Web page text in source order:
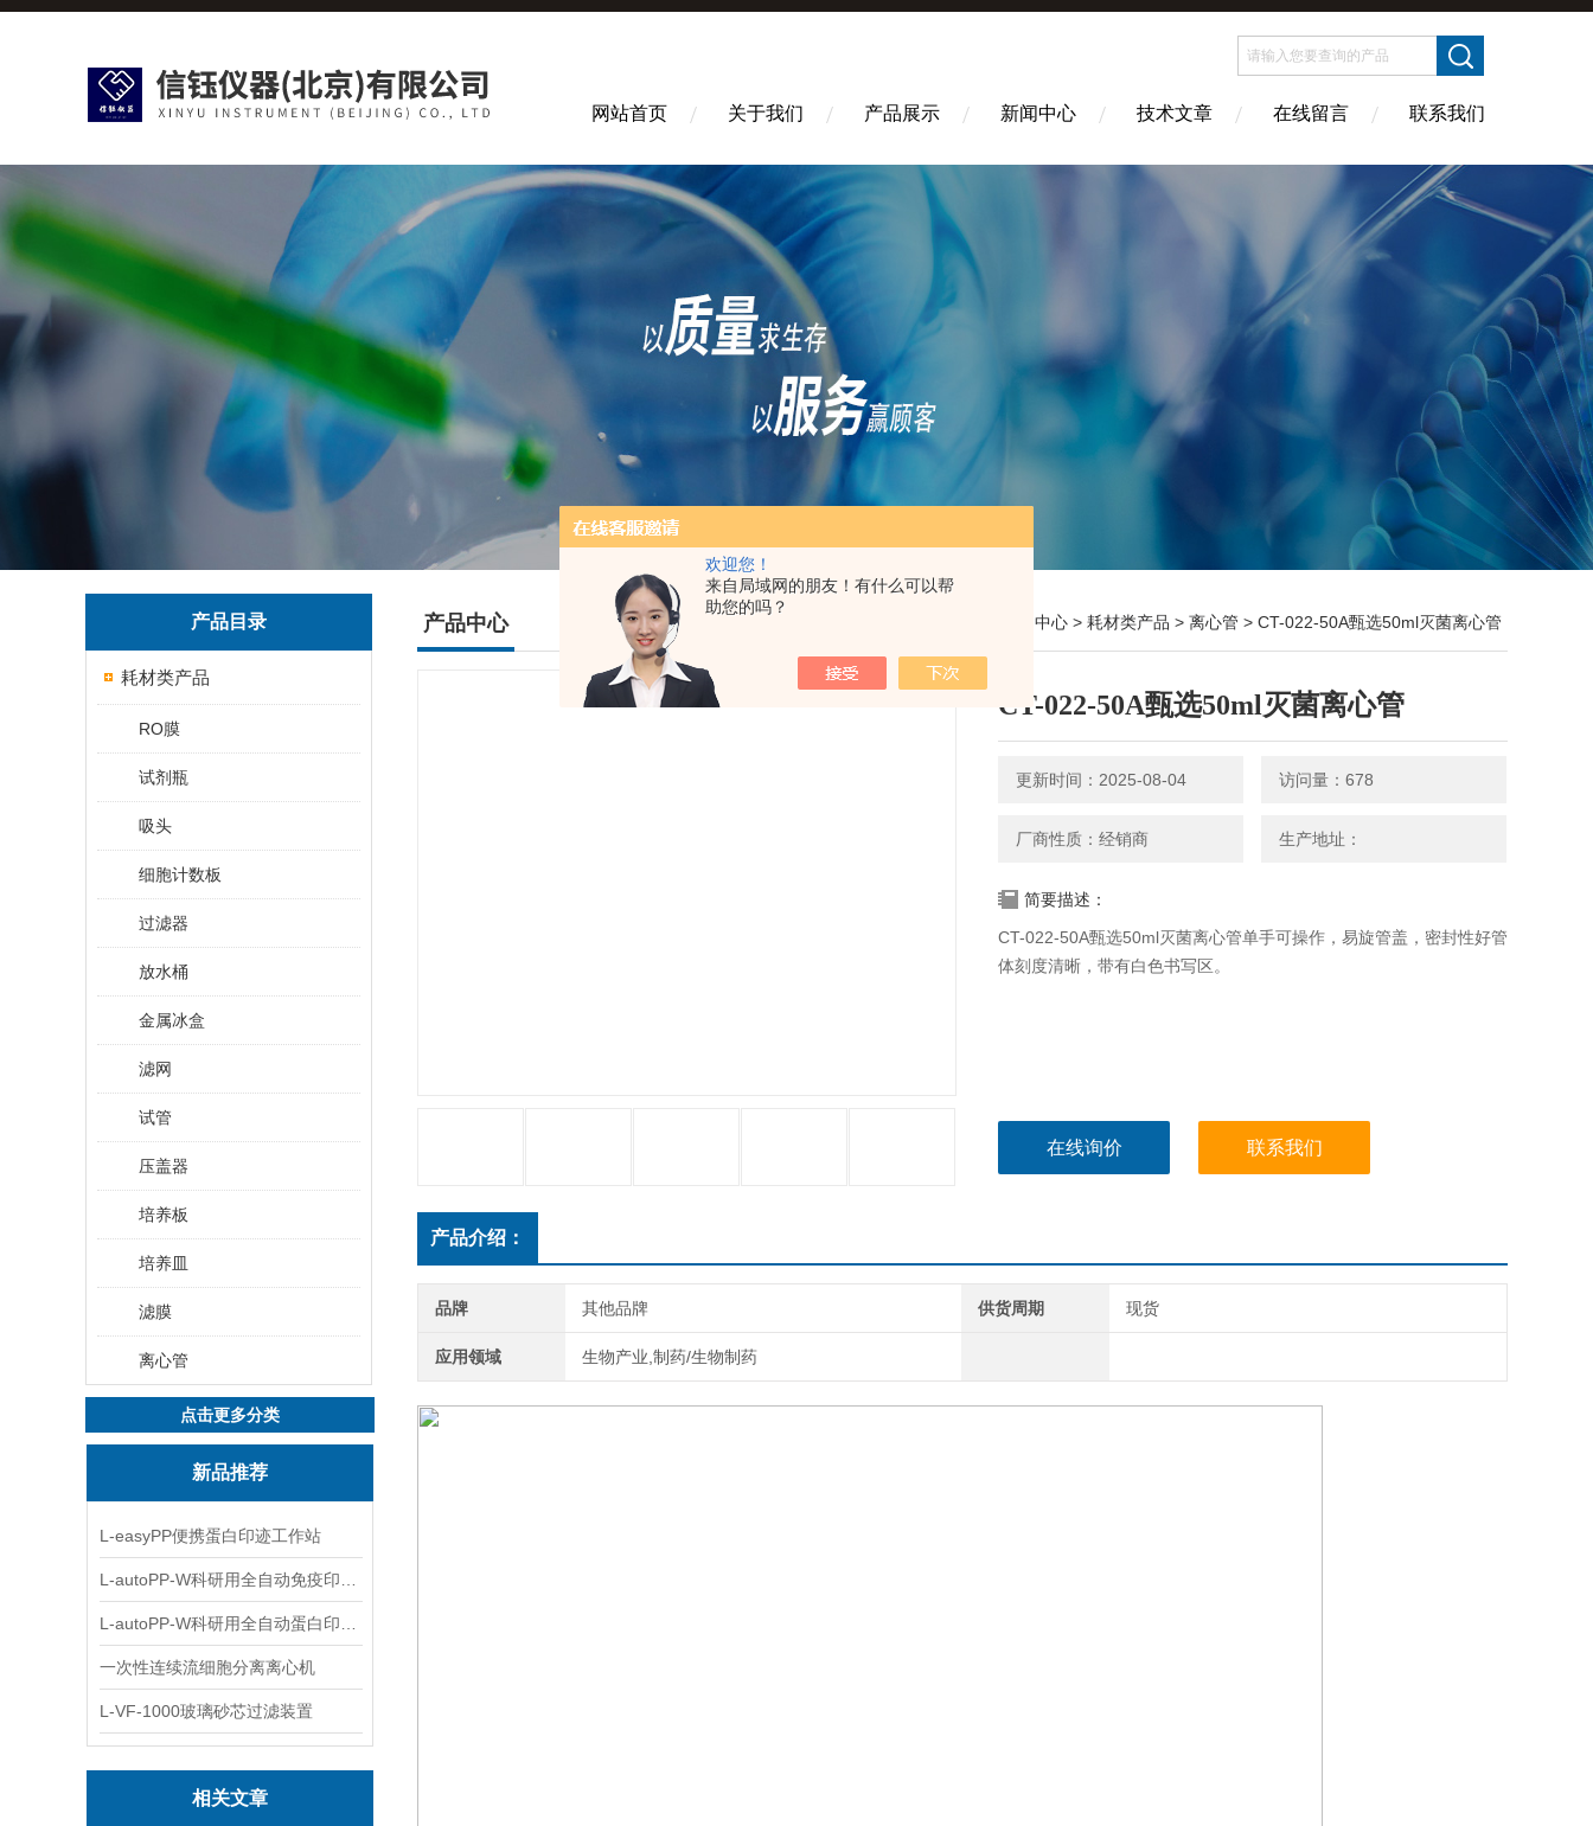
欢迎您！
来自局域网的朋友！有什么可以帮
助您的吗？
网站首页 关于我们 产品展示 新闻中心 技术文章 在线留言 联系我们
产品目录
耗材类产品
RO膜
试剂瓶
吸头
细胞计数板
过滤器
放水桶
金属冰盒
滤网
试管
压盖器
培养板
培养皿
滤膜
离心管
点击更多分类
新品推荐
L-easyPP便携蛋白印迹工作站
一次性连续流细胞分离离心机
L-VF-1000玻璃砂芯过滤装置
相关文章
产品中心 产品中心 > 耗材类产品 > 离心管 > CT-022-50A甄选50ml灭菌离心管
CT-022-50A甄选50ml灭菌离心管
更新时间：2025-08-04 访问量：678
厂商性质：经销商 生产地址：
简要描述：
CT-022-50A甄选50ml灭菌离心管单手可操作，易旋管盖，密封性好管
体刻度清晰，带有白色书写区。
在线询价 联系我们
产品介绍：
品牌 其他品牌 供货周期 现货
应用领域 生物产业,制药/生物制药